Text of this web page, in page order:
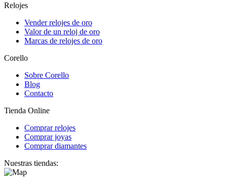
Relojes
Vender relojes de oro
Valor de un reloj de oro
Marcas de relojes de oro
Corello
Sobre Corello
Blog
Contacto
Tienda Online
Comprar relojes
Comprar joyas
Comprar diamantes
Nuestras tiendas: